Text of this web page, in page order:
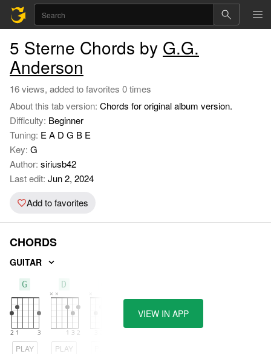
5 Sterne Chords by G.G.
Anderson
16 views, added to favorites 0 times
About this tab version: Chords for original album version.
Difficulty: Beginner
Tuning: E A D G B E
Key: G
Author: siriusb42
Last edit: Jun 2, 2024
Add to favorites
CHORDS
GUITAR
G
PLAY
D
PLAY
VIEW IN APP